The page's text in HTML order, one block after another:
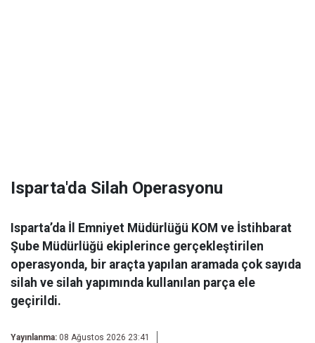
Isparta'da Silah Operasyonu
Isparta’da İl Emniyet Müdürlüğü KOM ve İstihbarat
Şube Müdürlüğü ekiplerince gerçekleştirilen
operasyonda, bir araçta yapılan aramada çok sayıda
silah ve silah yapımında kullanılan parça ele
geçirildi.
Yayınlanma: 08 Ağustos 2026 23:41